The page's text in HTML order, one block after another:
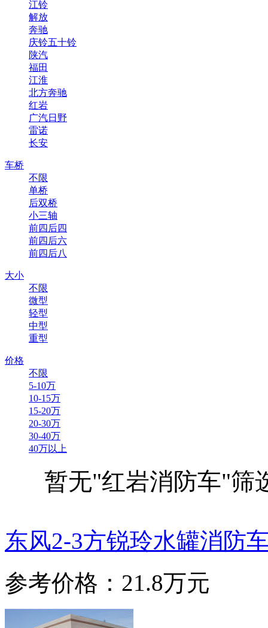
江铃
解放
奔驰
庆铃五十铃
陕汽
福田
江淮
北方奔驰
红岩
广汽日野
雷诺
长安
车桥
不限
单桥
后双桥
小三轴
前四后四
前四后六
前四后八
大小
不限
微型
轻型
中型
重型
价格
不限
5-10万
10-15万
15-20万
20-30万
30-40万
40万以上
暂无"红岩消防车"筛
东风2-3方锐玲水罐消防
参考价格：21.8万元